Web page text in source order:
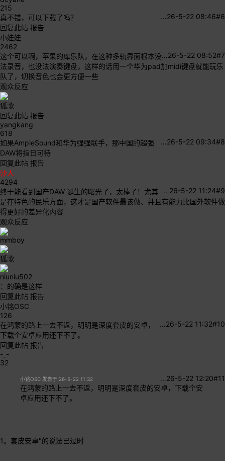
215
#6
26-5-22 08:46
…
真不错，可以下载了吗？
回复此帖 报告
小娃娃
2462
#7
26-5-22 08:52
…
这个可以啊，苹果的库乐队，在这种多轨界面根本没
法录音，也没法演奏键盘，这样的话用一个华为pad加midi键盘就能玩乐
队了，切换音色也会更方便一些
观众反应
狐歌
回复此帖 报告
yangkang
618
#8
26-5-22 09:34
…
如果AmpleSound和华为强强联手，那中国的超强
DAW将指日可待
回复此帖 报告
沙人
4294
#9
26-5-22 11:24
…
终于能看到国产DAW 诞生的曙光了，太棒了！尤其
是在特色的民乐方面，这才是国产软件最该做、并且有能力比国外软件做
得更好的差异化内容
观众反应
mmboy
狐歌
niuniu502
：的确是这样
回复此帖 报告
小铭OSC
126
#10
26-5-22 11:32
…
在鸿蒙的路上一去不返，明明是深度套皮的安卓，
下载个安卓应用还下不了。
回复此帖 报告
-_-
32
#11
26-5-22 12:20
…
小铭OSC 发表于 26-5-22 11:32
在鸿蒙的路上一去不返，明明是深度套皮的安卓，下载个安
卓应用还下不了。
1。套皮安卓"的说法已过时